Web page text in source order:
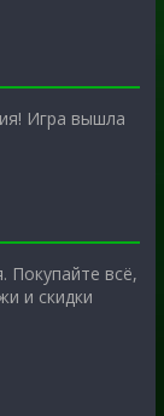
Игра вышла
Покупайте всё,
и скидки